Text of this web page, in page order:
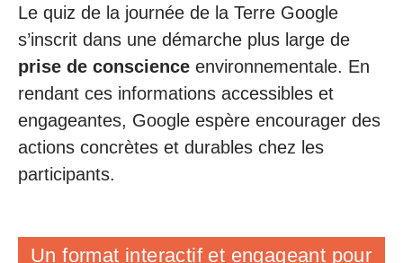
Le quiz de la journée de la Terre Google
s’inscrit dans une démarche plus large de
prise de conscience environnementale. En
rendant ces informations accessibles et
engageantes, Google espère encourager des
actions concrètes et durables chez les
participants.
Un format interactif et engageant pour